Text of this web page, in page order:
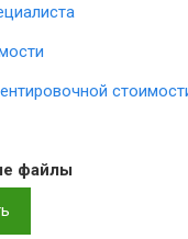
фай­лы